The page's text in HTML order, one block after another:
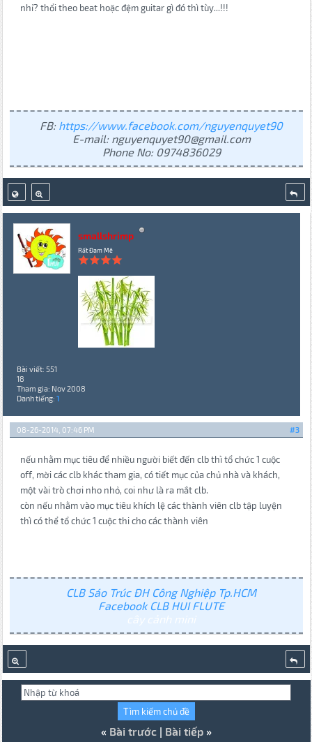
nhỉ? thổi theo beat hoặc đệm guitar gì đó thì tùy...!!!
FB: https://www.facebook.com/nguyenquyet90
E-mail: nguyenquyet90@gmail.com
Phone No: 0974836029
smallshrimp
Rất Đam Mê
Bài viết: 551
18
Tham gia: Nov 2008
Danh tiếng: 1
#3
08-26-2014, 07:46 PM
nếu nhằm mục tiêu để nhiều người biết đến clb thì tổ chức 1 cuộc
off, mời các clb khác tham gia, có tiết mục của chủ nhà và khách,
một vài trò chơi nho nhỏ, coi như là ra mắt clb.
còn nếu nhằm vào mục tiêu khích lệ các thành viên clb tập luyện
thì có thể tổ chức 1 cuộc thi cho các thành viên
CLB Sáo Trúc ĐH Công Nghiệp Tp.HCM
Facebook CLB HUI FLUTE
cây cảnh mini
« Bài trước| Bài tiếp»